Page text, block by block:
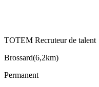
TOTEM Recruteur de talent
Brossard(6,2km)
Permanent